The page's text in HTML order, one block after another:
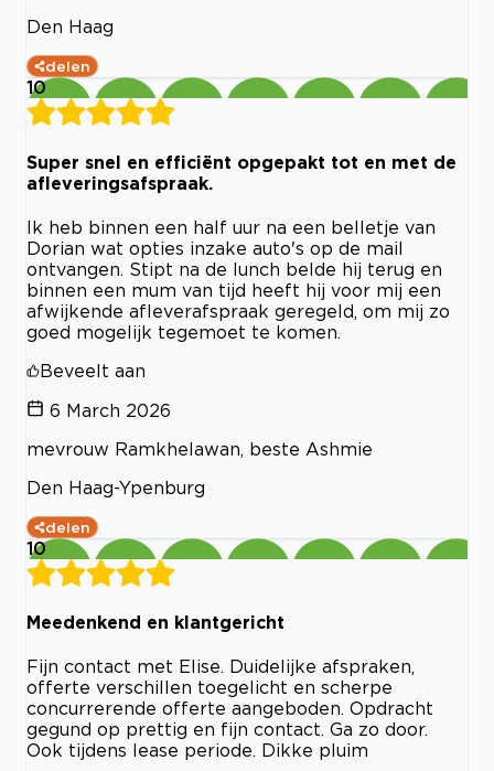
Den Haag
delen
10
Super snel en efficiënt opgepakt tot en met de
afleveringsafspraak.
Ik heb binnen een half uur na een belletje van
Dorian wat opties inzake auto's op de mail
ontvangen. Stipt na de lunch belde hij terug en
binnen een mum van tijd heeft hij voor mij een
afwijkende afleverafspraak geregeld, om mij zo
goed mogelijk tegemoet te komen.
Beveelt aan
6 March 2026
mevrouw Ramkhelawan, beste Ashmie
Den Haag-Ypenburg
delen
10
Meedenkend en klantgericht
Fijn contact met Elise. Duidelijke afspraken,
offerte verschillen toegelicht en scherpe
concurrerende offerte aangeboden. Opdracht
gegund op prettig en fijn contact. Ga zo door.
Ook tijdens lease periode. Dikke pluim